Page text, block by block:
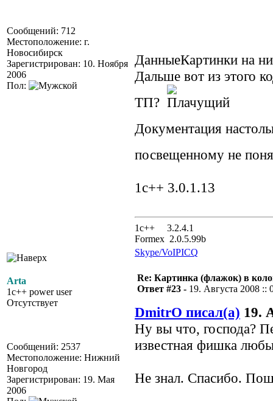
Сообщений: 712
Местоположение: г.
Новосибирск
Зарегистрирован: 10. Ноября
2006
Пол:
ДанныеКартинки на
Дальше вот из этого
ТП?
Документация
посвещенному не
1с++ 3.0.1.13
1с++ 3.2.4.1
Formex 2.0.5.99b
Skype/VoIPICQ
Arta
1c++ power user
Отсутствует
Сообщений: 2537
Местоположение: Нижний
Новгород
Зарегистрирован: 19. Мая
2006
Re: Картинка (флажок) в
Ответ #23 - 19. Августа 2008 ::
DmitrO писал(а) 19.
Ну вы что, господа?
известная фишка
Не знал. Спасибо.